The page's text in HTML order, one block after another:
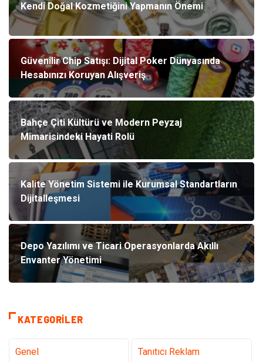
Kendi Doğal Kozmetiğini Yapmanın Önemi
Güvenilir Chip Satışı: Dijital Poker Dünyasında
Hesabınızı Koruyan Alışveriş
Bahçe Çiti Kültürü ve Modern Peyzaj
Mimarisindeki Hayati Rolü
Kalite Yönetim Sistemi ile Kurumsal Standartların
Dijitalleşmesi
Depo Yazılımı ve Ticari Operasyonlarda Akıllı
Envanter Yönetimi
KATEGORILER
Genel Tanıtıcı Reklam